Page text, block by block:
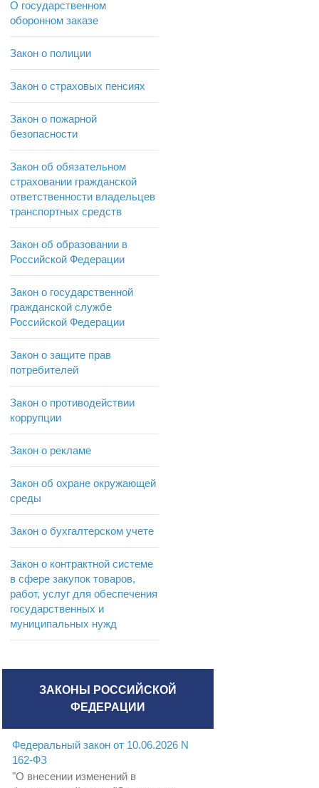
О государственном
оборонном заказе
Закон о полиции
Закон о страховых пенсиях
Закон о пожарной
безопасности
Закон об обязательном
страховании гражданской
ответственности владельцев
транспортных средств
Закон об образовании в
Российской Федерации
Закон о государственной
гражданской службе
Российской Федерации
Закон о защите прав
потребителей
Закон о противодействии
коррупции
Закон о рекламе
Закон об охране окружающей
среды
Закон о бухгалтерском учете
Закон о контрактной системе
в сфере закупок товаров,
работ, услуг для обеспечения
государственных и
муниципальных нужд
ЗАКОНЫ РОССИЙСКОЙ
ФЕДЕРАЦИИ
Федеральный закон от 10.06.2026 N
162-ФЗ
"О внесении изменений в